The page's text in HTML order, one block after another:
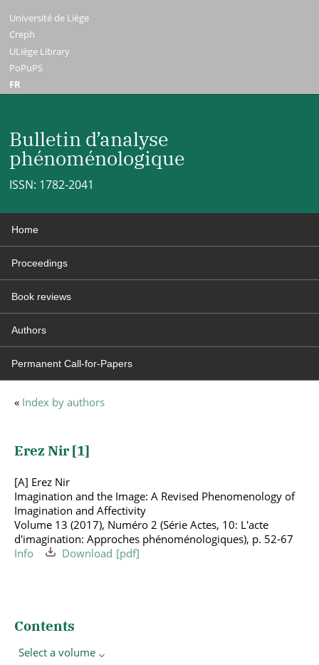
Université de Liège
Creph
ULiège Library
PoPuPS
FR
Bulletin d’analyse
phénoménologique
ISSN: 1782-2041
Home
Proceedings
Book reviews
Authors
Permanent Call-for-Papers
« Index by authors
Erez Nir [1]
[A] Erez Nir
Imagination and the Image: A Revised Phenomenology of
Imagination and Affectivity
Volume 13 (2017), Numéro 2 (Série Actes, 10: L'acte
d'imagination: Approches phénoménologiques), p. 52-67
Info
Download
Contents
Select a volume